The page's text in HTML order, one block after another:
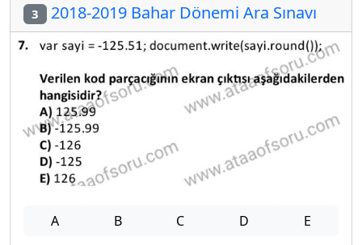
3 2018-2019 Bahar Dönemi Ara Sınavı
A B C D E